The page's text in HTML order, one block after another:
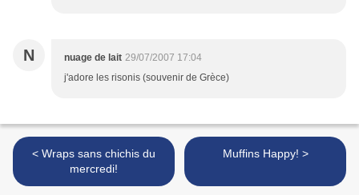
N nuage de lait 29/07/2007 17:04
j'adore les risonis (souvenir de Grèce)
< Wraps sans chichis du
mercredi!
Muffins Happy! >